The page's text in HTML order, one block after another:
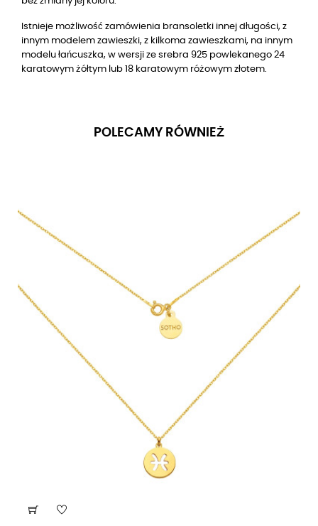
Istnieje możliwość zamówienia bransoletki innej długości, z
innym modelem zawieszki, z kilkoma zawieszkami, na innym
modelu łańcuszka, w wersji ze srebra 925 powlekanego 24
karatowym żółtym lub 18 karatowym różowym złotem.
POLECAMY RÓWNIEŻ